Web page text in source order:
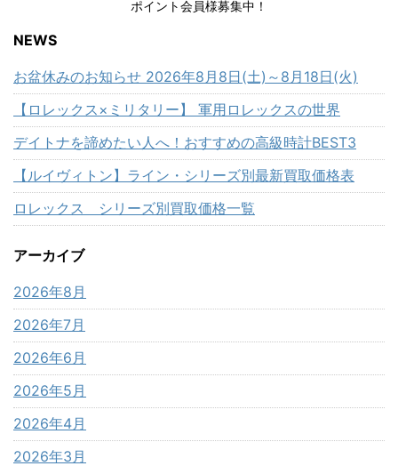
ポイント会員様募集中！
NEWS
お盆休みのお知らせ 2026年8月8日(土)～8月18日(火)
【ロレックス×ミリタリー】 軍用ロレックスの世界
デイトナを諦めたい人へ！おすすめの高級時計BEST3
【ルイヴィトン】ライン・シリーズ別最新買取価格表
ロレックス シリーズ別買取価格一覧
アーカイブ
2026年8月
2026年7月
2026年6月
2026年5月
2026年4月
2026年3月